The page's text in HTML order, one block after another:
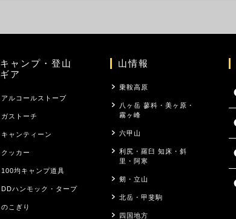
キャンプ・登山
ギア
アルコールストーブ
ガストーチ
キャンティーン
クッカー
100均キャンプ道具
DDハンモック・タープ
のこぎり
山情報
乗鞍高原
八ヶ岳 蓼科・美ヶ原・
霧ヶ峰
六甲山
利尻・羅臼 知床・斜
里・阿寒
剱・立山
北岳・甲斐駒
四国地方